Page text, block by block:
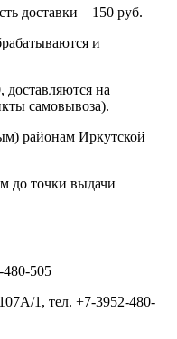
доставки – 150 руб.
и
на
самовывоза).
районам Иркутской
до точки выдачи
505
1, тел. +7-3952-480-